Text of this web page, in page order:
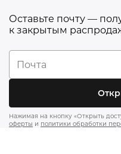
Оставьте почту —
к закрытым
Нажимая на кнопку «Открыть
оферты и политики обработки